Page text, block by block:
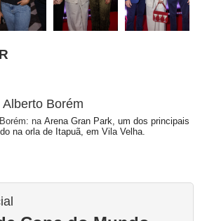
naArena Gran Park, um dos principais
na orla de Itapuã, em Vila Velha.